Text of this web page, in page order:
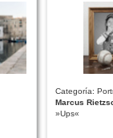
Categoría:
Marcus
»Ups«